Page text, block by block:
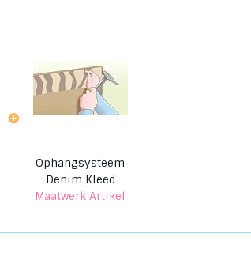
Ophangsysteem
Denim Kleed
Maatwerk Artikel